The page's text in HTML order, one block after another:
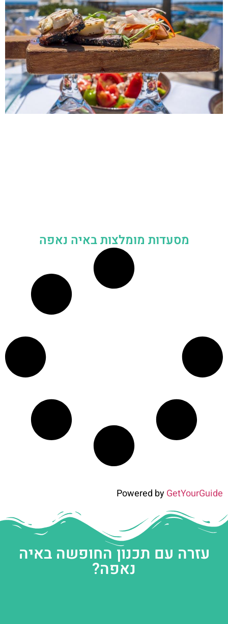
מסעדות מומלצות באיה נאפה
Powered byGetYourGuide
עזרה עם תכנון החופשה באיה
נאפה?